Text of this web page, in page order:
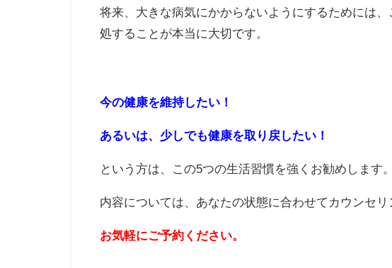
将来、大きな病気にかからないようにするためには
処することが本当に大切です。
今の健康を維持したい！
あるいは、少しでも健康を取り戻したい！
という方は、この5つの生活習慣を強くお勧めします。
内容については、あなたの状態に合わせてカウンセリ
お気軽にご予約ください。